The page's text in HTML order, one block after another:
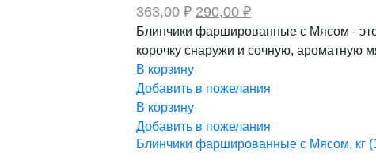
363,00₽ Первоначальная
цена
составляла
363,00 ₽.
290,00 ₽Текущая
цена:
290,00 ₽.
Блинчики фаршированные с Мясом -
корочку снаружи и сочную, ароматную
В корзину
Добавить в пожелания
В корзину
Добавить в пожелания
Блинчики фаршированные с Мясом, кг